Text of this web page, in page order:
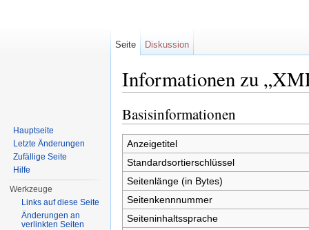
Informationen zu
Basisinformationen
Anzeigetitel
Standardsortierschlüssel
Seitenlänge (in Bytes)
Seitenkennnummer
Seiteninhaltssprache
Seite Diskussion
Hauptseite
Letzte Änderungen
Zufällige Seite
Hilfe
Werkzeuge
Links auf diese Seite
Änderungen an
verlinkten Seiten